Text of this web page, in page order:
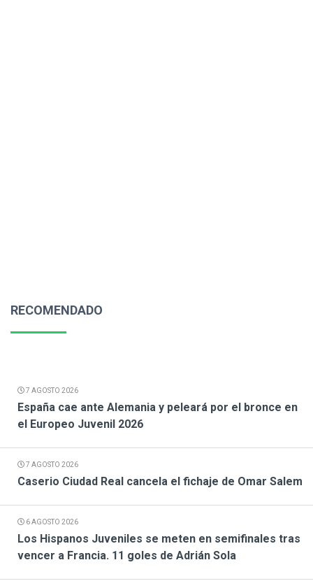
RECOMENDADO
7 AGOSTO 2026
España cae ante Alemania y peleará por el bronce en
el Europeo Juvenil 2026
7 AGOSTO 2026
Caserio Ciudad Real cancela el fichaje de Omar Salem
6 AGOSTO 2026
Los Hispanos Juveniles se meten en semifinales tras
vencer a Francia. 11 goles de Adrián Sola